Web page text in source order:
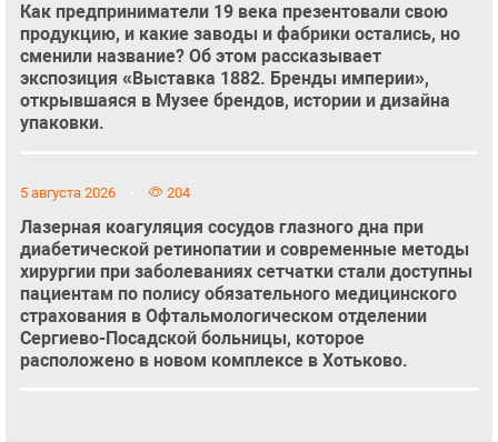
Как предприниматели 19 века презентовали свою
продукцию, и какие заводы и фабрики остались, но
сменили название? Об этом рассказывает
экспозиция «Выставка 1882. Бренды империи»,
открывшаяся в Музее брендов, истории и дизайна
упаковки.
5 августа 2026 204
Лазерная коагуляция сосудов глазного дна при
диабетической ретинопатии и современные методы
хирургии при заболеваниях сетчатки стали доступны
пациентам по полису обязательного медицинского
страхования в Офтальмологическом отделении
Сергиево-Посадской больницы, которое
расположено в новом комплексе в Хотьково.